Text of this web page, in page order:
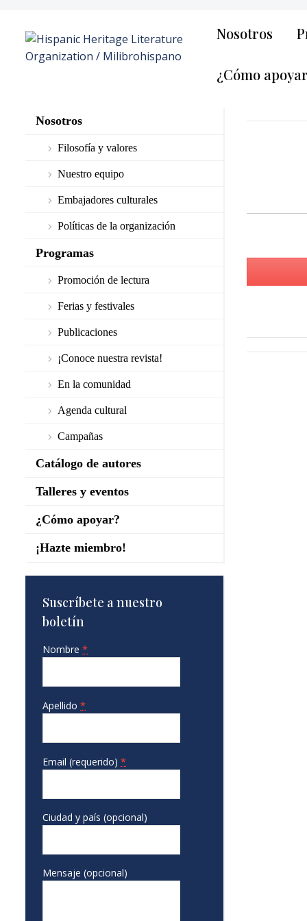
Nosotros
¿Cómo
Nosotros
Filosofía y valores
Nuestro equipo
Embajadores culturales
Políticas de la organización
Programas
Promoción de lectura
Ferias y festivales
Publicaciones
¡Conoce nuestra revista!
En la comunidad
Agenda cultural
Campañas
Catálogo de autores
Talleres y eventos
¿Cómo apoyar?
¡Hazte miembro!
Suscríbete a nuestro
boletín
Nombre *
Apellido *
Email (requerido) *
Ciudad y país (opcional)
Mensaje (opcional)